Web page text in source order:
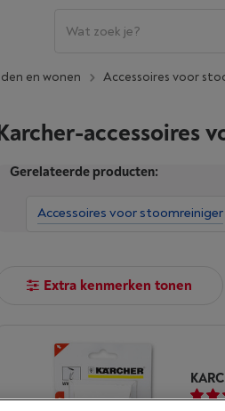
en wonen Accessoires voor
accessoires
Gerelateerde producten:
Accessoires voor stoomreiniger
Extra kenmerken tonen